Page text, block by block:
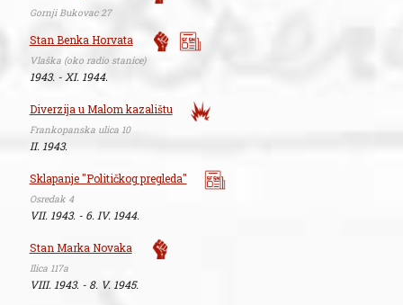
Gornji Bukovac 27
Stan Benka Horvata
Vlaška (oko radio stanice)
1943. - XI. 1944.
Diverzija u Malom kazalištu
Frankopanska ulica 10
II. 1943.
Sklapanje "Političkog pregleda"
Osredak 4
VII. 1943. - 6. IV. 1944.
Stan Marka Novaka
Ilica 117a
VIII. 1943. - 8. V. 1945.